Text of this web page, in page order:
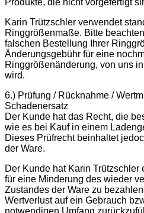
Karin Trützschler verwendet
Ringgrößenmaße. Bitte
falschen Bestellung Ihrer
Änderungsgebühr für eine
Ringgrößenänderung, von uns
wird.
6.) Prüfung / Rücknahme /
Schadenersatz
Der Kunde hat das Recht, die
wie es bei Kauf in einem
Dieses Prüfrecht beinhaltet
der Ware.
Der Kunde hat Karin Trützschler
für eine Minderung des wieder
Zustandes der Ware zu
Wertverlust auf ein Gebrauch
notwendigen Umfang